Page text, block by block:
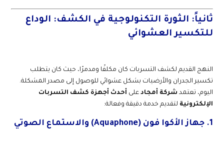
ثانياً: الثورة التكنولوجية في الكشف: الوداع
للتكسير العشوائي
النهج القديم لكشف التسربات كان مكلفًا ومدمرًا، حيث كان يتطلب
تكسير الجدران والأرضيات بشكل عشوائي للوصول إلى مصدر المشكلة.
اليوم، تعتمد شركة أمجاد على أحدث أجهزة كشف التسربات
الإلكترونية لتقديم خدمة دقيقة وفعالة:
1. جهاز الأكوا فون (Aquaphone) والاستماع الصوتي